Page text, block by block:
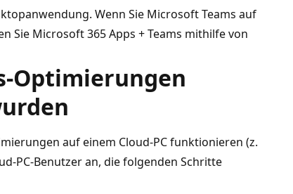
Wenn Sie Microsoft Teams auf
Sie Microsoft 365 Apps + Teams mithilfe von
Optimierungen
auf einem Cloud-PC funktionieren (z.
PC-Benutzer an, die folgenden Schritte